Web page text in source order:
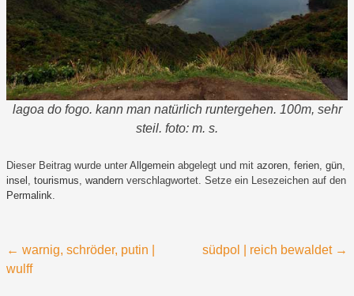
lagoa do fogo. kann man natürlich runtergehen. 100m, sehr
steil. foto: m. s.
Dieser Beitrag wurde unter Allgemein abgelegt und mit azoren, ferien, gün,
insel , tourismus, wandern verschlagwortet. Setze ein Lesezeichen auf den
Permalink.
Beitragsnavigation
← warnig, schröder, putin |
wulff
südpol | reich bewaldet →